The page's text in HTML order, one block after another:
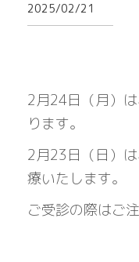
2025/02/21
2月24日（月）
ります。
2月23日（日）
療いたします。
ご受診の際はご